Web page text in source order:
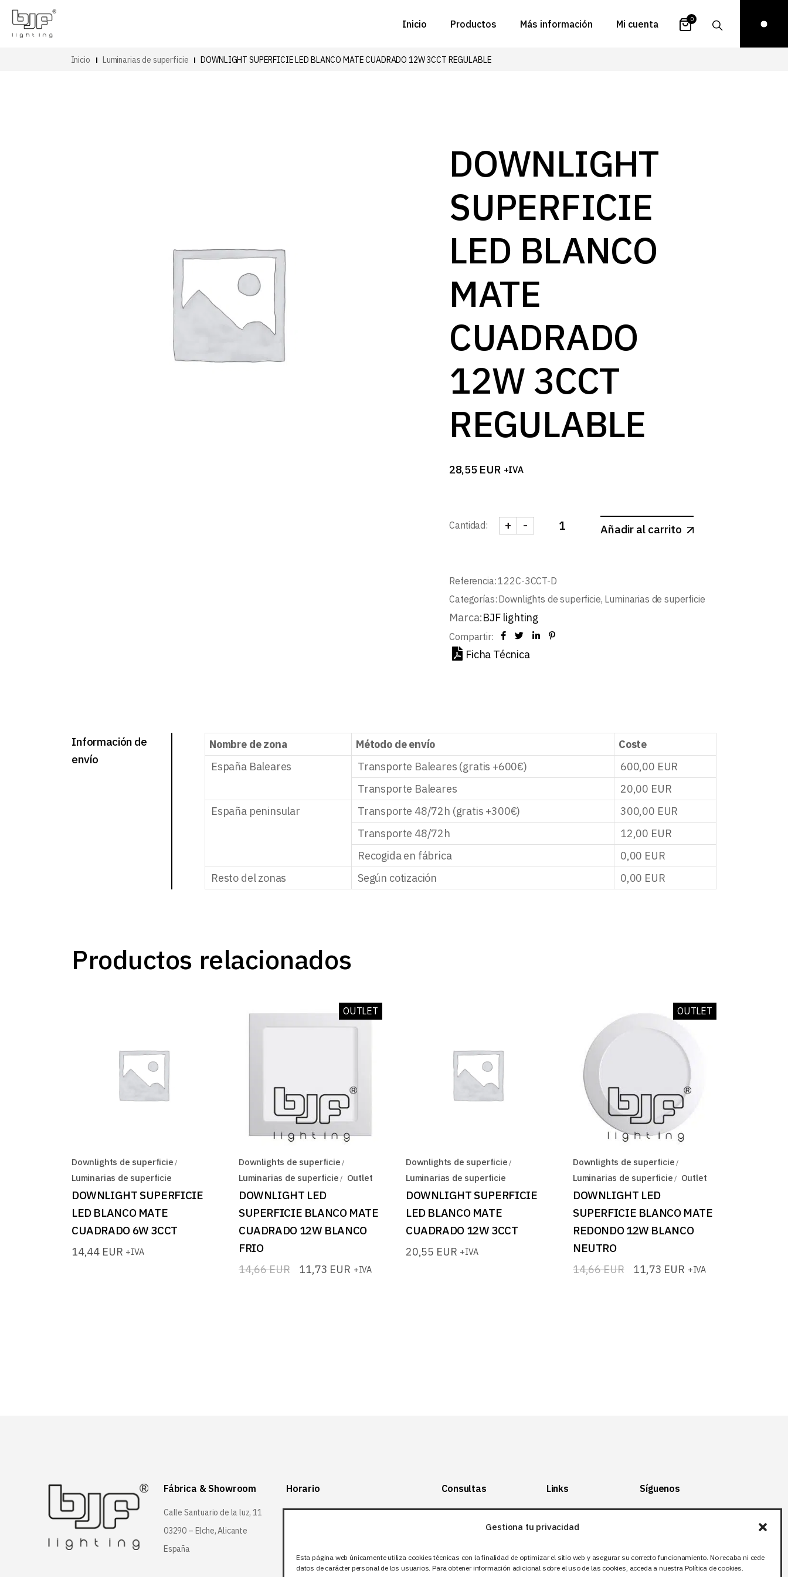
Gestiona tu privacidad
Esta página web únicamente utiliza cookies técnicas con la finalidad de optimizar el sitio web y asegurar su correcto funcionamiento. No recaba ni cede
datos de carácter personal de los usuarios. Para obtener información adicional sobre el uso de las cookies, acceda a nuestra Política de cookies.
Inicio Productos Más información
FAQs
Proyectos
Zona de inspiración
Blog
Mi cuenta
contraseña
0
Inicio Luminarias de superficie DOWNLIGHT SUPERFICIE LED BLANCO MATE CUADRADO 12W 3CCT REGULABLE
DOWNLIGHT
SUPERFICIE
LED BLANCO
MATE
CUADRADO
12W 3CCT
REGULABLE
28,55 EUR +IVA
Cantidad: DOWNLIGHT SUPERFICIE LED BLANCO MATE CUADRADO
-
+ Añadir al carrito
Referencia:122C-3CCT-D
Categorías: Downlights de superficie, Luminarias de superficie
Marca:BJF lighting
Compartir:
Ficha Técnica
Información de
envío
Nombre de zona Método de envío
Coste
España Baleares
Transporte Baleares (gratis +600€) 600,00 EUR
Transporte Baleares
20,00 EUR
España peninsular
Transporte 48/72h (gratis +300€) 300,00 EUR
Transporte 48/72h
12,00 EUR
Recogida en fábrica
0,00 EUR
Resto del zonas
Según cotización 0,00 EUR
Productos relacionados
Downlights de superficie
Luminarias de superficie
DOWNLIGHT SUPERFICIE
LED BLANCO MATE
CUADRADO 6W 3CCT
14,44 EUR +IVA
OUTLET
Downlights de superficie
Luminarias de superficie
Outlet
DOWNLIGHT LED
SUPERFICIE BLANCO MATE
CUADRADO 12W BLANCO
FRIO
14,66EUR
El 11,73 EUR
El +IVA
Downlights de superficie
Luminarias de superficie
DOWNLIGHT SUPERFICIE
LED BLANCO MATE
CUADRADO 12W 3CCT
20,55 EUR +IVA
OUTLET
Downlights de superficie
Luminarias de superficie
Outlet
DOWNLIGHT LED
SUPERFICIE BLANCO MATE
REDONDO 12W BLANCO
NEUTRO
14,66EUR
El 11,73 EUR
El +IVA
Fábrica & Showroom
Calle Santuario de la luz, 11
03290 – Elche, Alicante
España
Horario
Lunes-Viernes:
Cerrado
Consultas
+34 966 28 88
12
info@bjflighting.com
Links
Mapa del Sitio
Aviso legal
privacidad
Síguenos
Facebook
LinkedIn